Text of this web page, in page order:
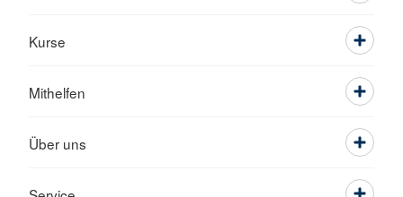
Kurse
Mithelfen
Über uns